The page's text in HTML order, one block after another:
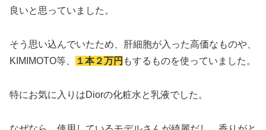
良いと思っていました。
そう思い込んでいたため、肝細胞が入った高価なものや、
KIMIMOTO等、
１本２万円 もするものを使っていました。
特にお気に入りはDiorの化粧水と乳液でした。